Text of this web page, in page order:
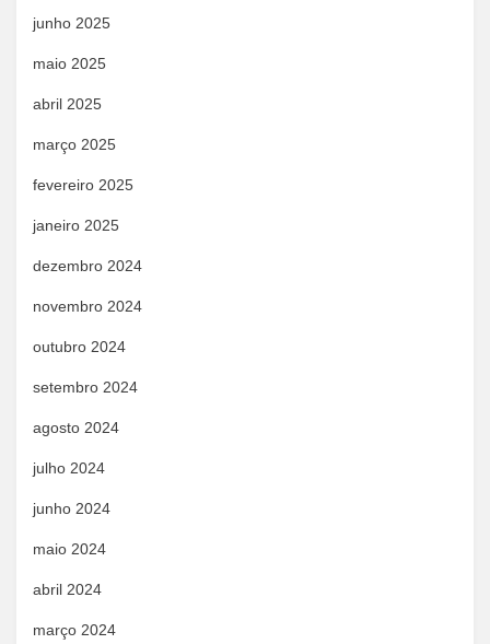
junho 2025
maio 2025
abril 2025
março 2025
fevereiro 2025
janeiro 2025
dezembro 2024
novembro 2024
outubro 2024
setembro 2024
agosto 2024
julho 2024
junho 2024
maio 2024
abril 2024
março 2024